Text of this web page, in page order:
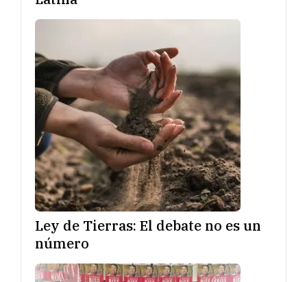
Ley de Tierras: El debate no es un
número